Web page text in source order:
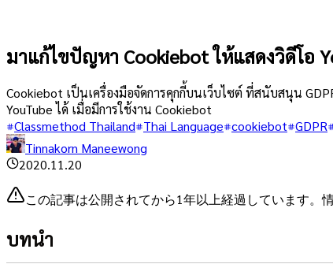
มาแก้ไขปัญหา Cookiebot ให้แสดงวิดีโอ
Cookiebot เป็นเครื่องมือจัดการคุกกี้บนเว็บไซต์ ที่สนับสนุน
YouTube ได้ เมื่อมีการใช้งาน Cookiebot
Classmethod Thailand Thai Language cookiebot GDPR
Tinnakorn Maneewong
2020.11.20
この記事は公開されてから1年以上経過しています。
บทนำ